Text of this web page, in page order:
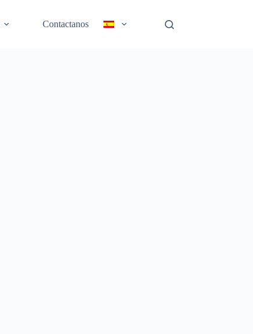
Contactanos